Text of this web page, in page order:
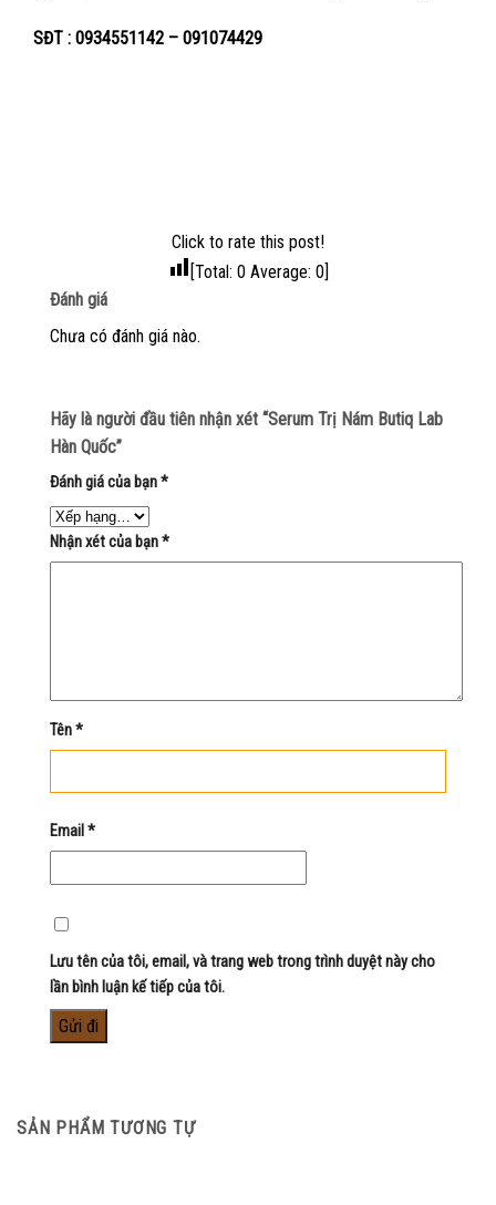
SĐT : 0934551142 – 091074429
Click to rate this post!
[Total: 0 Average: 0]
Đánh giá
Chưa có đánh giá nào.
Hãy là người đầu tiên nhận xét “Serum Trị Nám Butiq Lab
Hàn Quốc”
Đánh giá của bạn*
Nhận xét của bạn*
Tên*
Email *
Lưu tên của tôi, email, và trang web trong trình duyệt này cho
lần bình luận kế tiếp của tôi.
SẢN PHẨM TƯƠNG TỰ